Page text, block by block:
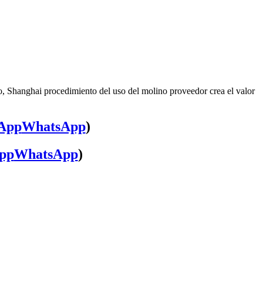
Shanghai procedimiento del uso del molino proveedor crea el valor
WhatsApp)
WhatsApp)